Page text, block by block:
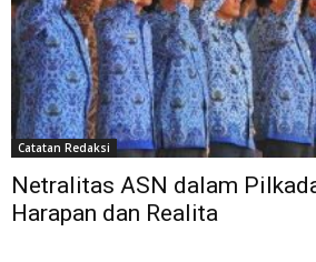
Catatan Redaksi
Netralitas ASN dalam
Harapan dan Realita